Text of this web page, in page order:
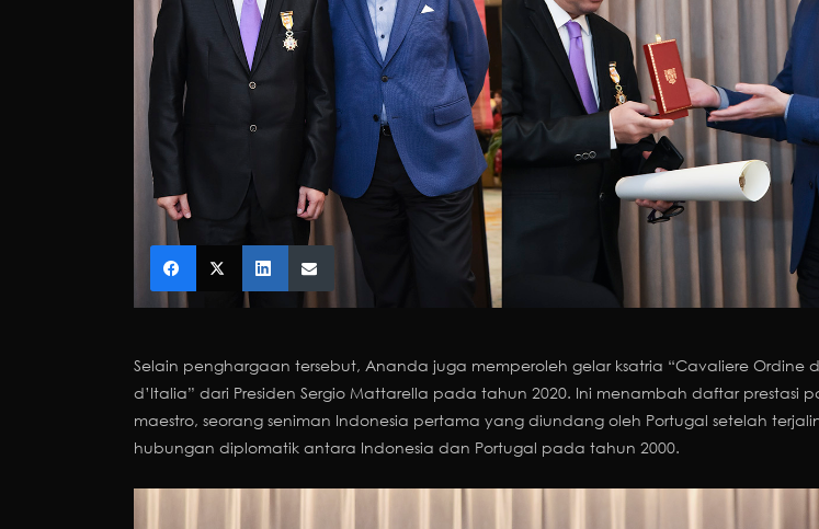
Selain penghargaan tersebut, Ananda juga memperoleh gelar ksatria “Cavaliere Ordine
d’Italia” dari Presiden Sergio Mattarella pada tahun 2020. Ini menambah daftar prestasi
maestro, seorang seniman Indonesia pertama yang diundang oleh Portugal setelah
hubungan diplomatik antara Indonesia dan Portugal pada tahun 2000.